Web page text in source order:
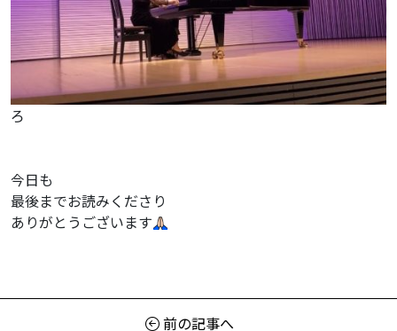
ろ
今日も
最後までお読みくださり
ありがとうございます
前の記事へ